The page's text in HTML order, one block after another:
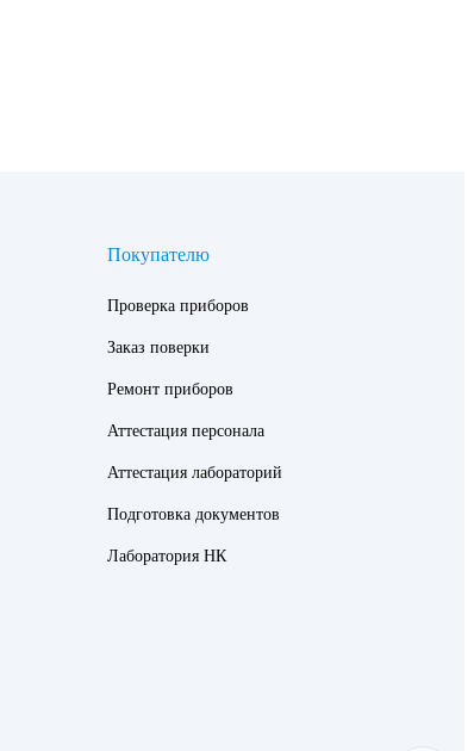
Покупателю
Проверка приборов
Заказ поверки
Ремонт приборов
Аттестация персонала
Аттестация лабораторий
Подготовка документов
Лаборатория НК